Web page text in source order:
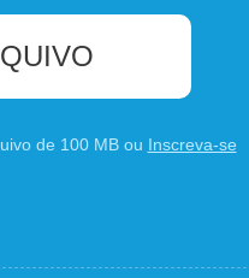
de 100 MB ou Inscreva-se